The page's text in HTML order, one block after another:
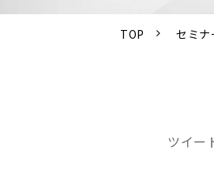
TOP セミナ
ツイー